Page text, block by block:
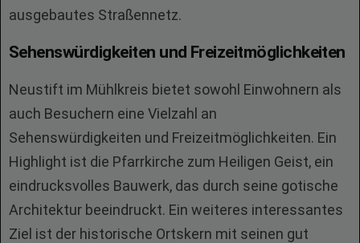
ausgebautes Straßennetz.
Sehenswürdigkeiten und Freizeitmöglichkeiten
Neustift im Mühlkreis bietet sowohl Einwohnern als
auch Besuchern eine Vielzahl an
Sehenswürdigkeiten und Freizeitmöglichkeiten. Ein
Highlight ist die Pfarrkirche zum Heiligen Geist, ein
eindrucksvolles Bauwerk, das durch seine gotische
Architektur beeindruckt. Ein weiteres interessantes
Ziel ist der historische Ortskern mit seinen gut